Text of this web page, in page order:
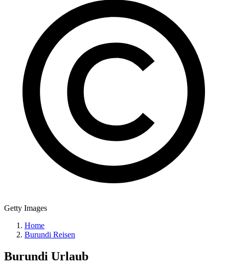
Getty Images
Home
Burundi Reisen
Burundi Urlaub